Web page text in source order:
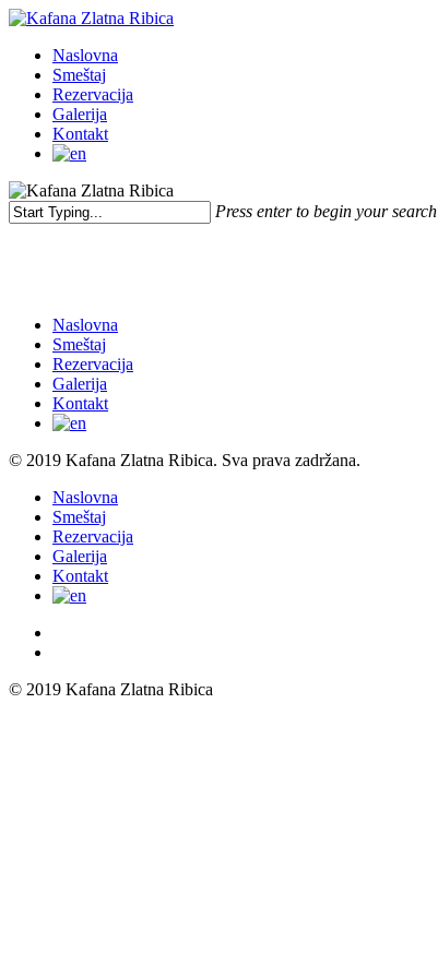
Skip
main
content
Menu
Naslovna
Smeštaj
Rezervacija
Galerija
Kontakt
Press enter to begin your search
Naslovna
Smeštaj
Rezervacija
Galerija
Kontakt
© 2019 Kafana Zlatna Ribica. Sva prava zadržana.
Close
Menu
Naslovna
Smeštaj
Rezervacija
Galerija
Kontakt
© 2019 Kafana Zlatna Ribica